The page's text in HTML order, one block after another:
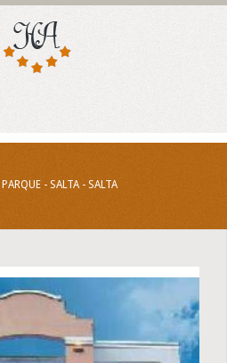
- SALTA - SALTA